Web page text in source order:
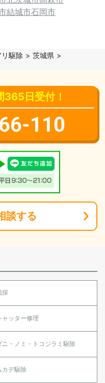
結城市石岡市
駆除
茨城県
365日受付！
110
談する
採
ャッター修理
ニ・ノミ・トコジラミ駆除
カデ駆除